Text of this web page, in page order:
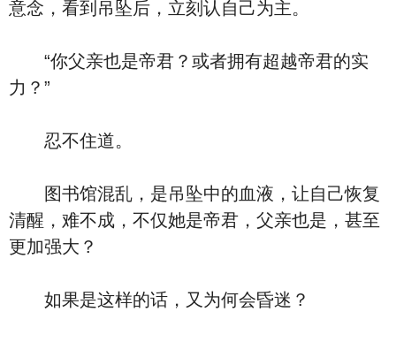
意念，看到吊坠后，立刻认自己为主。
“你父亲也是帝君？或者拥有超越帝君的实
力？”
忍不住道。
图书馆混乱，是吊坠中的血液，让自己恢复
清醒，难不成，不仅她是帝君，父亲也是，甚至
更加强大？
如果是这样的话，又为何会昏迷？